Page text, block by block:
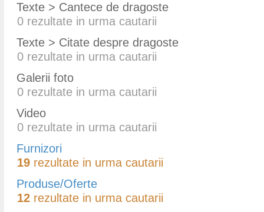
Texte > Cantece de dragoste
0 rezultate in urma cautarii
Texte > Citate despre dragoste
0 rezultate in urma cautarii
Galerii foto
0 rezultate in urma cautarii
Video
0 rezultate in urma cautarii
Furnizori
19 rezultate in urma cautarii
Produse/Oferte
12 rezultate in urma cautarii